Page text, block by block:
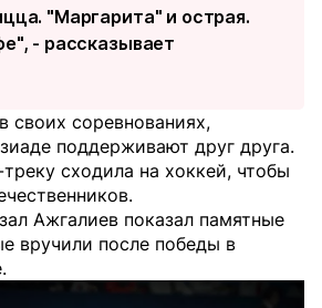
"Маргарита" и острая.
- рассказывает
своих соревнованиях,
поддерживают друг друга.
сходила на хоккей, чтобы
Ажгалиев показал памятные
вручили после победы в